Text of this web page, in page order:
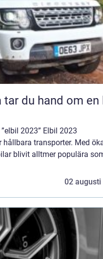
tar du hand om en
2023” Elbil 2023
transporter. Med
blivit alltmer populära
02 augusti